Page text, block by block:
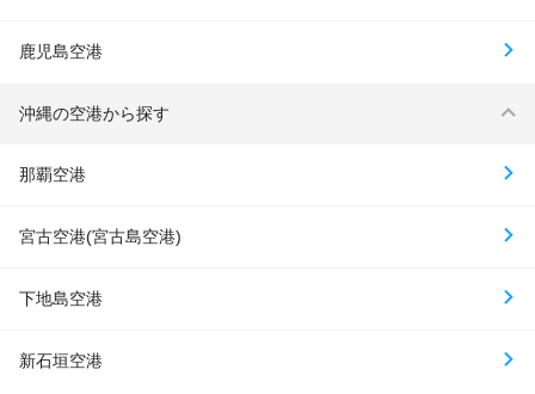
鹿児島空港
沖縄の空港から探す
那覇空港
宮古空港(宮古島空港)
下地島空港
新石垣空港